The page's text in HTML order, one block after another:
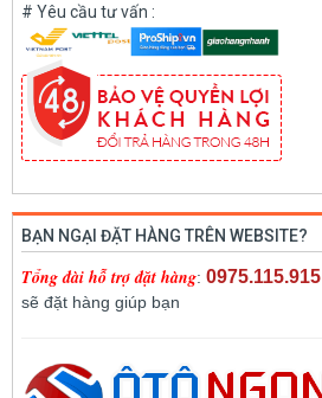
# Yêu cầu tư vấn :
BẠN NGẠI ĐẶT HÀNG TRÊN WEBSITE?
Tổng đài hỗ trợ đặt hàng: 0975.115.915
sẽ đặt hàng giúp bạn